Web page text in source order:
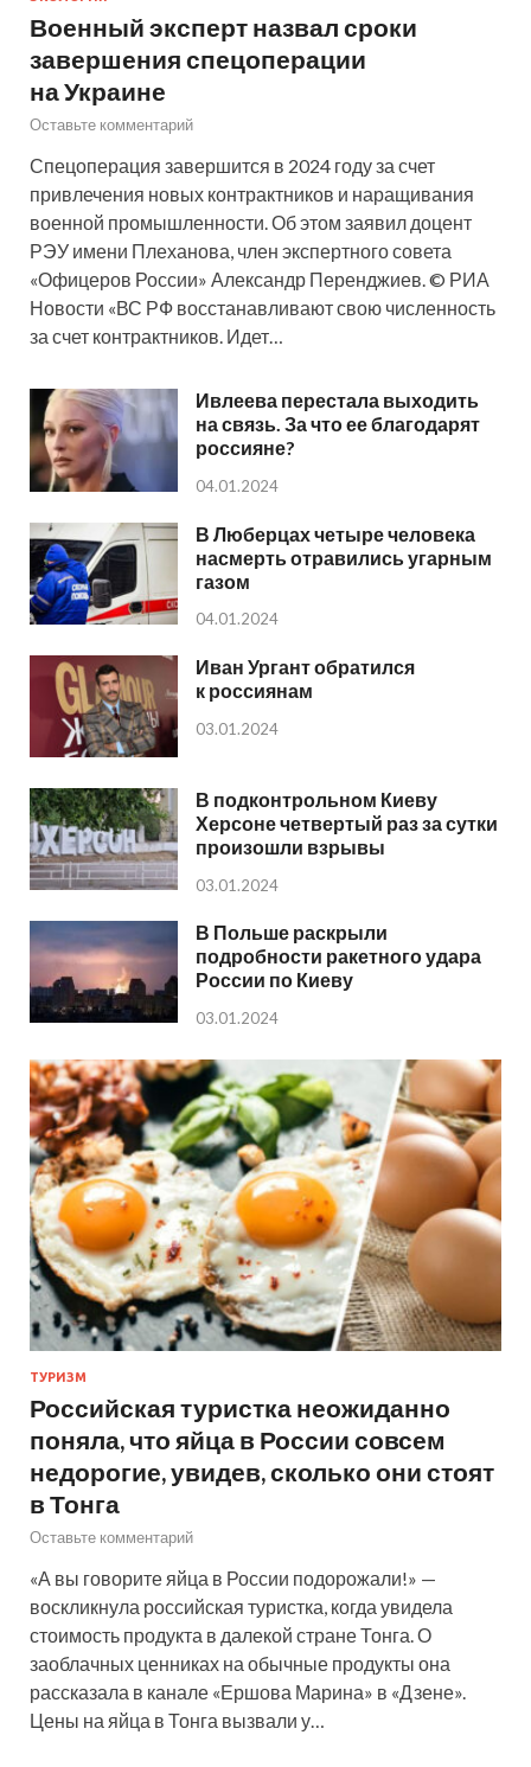
Военный эксперт назвал сроки
завершения спецоперации
на Украине
Оставьте комментарий
Спецоперация завершится в 2024 году за счет
привлечения новых контрактников и наращивания
военной промышленности. Об этом заявил доцент
РЭУ имени Плеханова, член экспертного совета
«Офицеров России» Александр Перенджиев. © РИА
Новости «ВС РФ восстанавливают свою численность
за счет контрактников. Идет…
Ивлеева перестала выходить
на связь. За что ее благодарят
россияне?
04.01.2024
В Люберцах четыре человека
насмерть отравились угарным
газом
04.01.2024
Иван Ургант обратился
к россиянам
03.01.2024
В подконтрольном Киеву
Херсоне четвертый раз за сутки
произошли взрывы
03.01.2024
В Польше раскрыли
подробности ракетного удара
России по Киеву
03.01.2024
ТУРИЗМ
Российская туристка неожиданно
поняла, что яйца в России совсем
недорогие, увидев, сколько они стоят
в Тонга
Оставьте комментарий
«А вы говорите яйца в России подорожали!» —
воскликнула российская туристка, когда увидела
стоимость продукта в далекой стране Тонга. О
заоблачных ценниках на обычные продукты она
рассказала в канале «Ершова Марина» в «Дзене».
Цены на яйца в Тонга вызвали у…